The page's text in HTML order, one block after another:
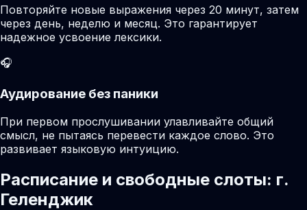
Повторяйте новые выражения через 20 минут, затем
через день, неделю и месяц. Это гарантирует
надежное усвоение лексики.
🎧
Аудирование без паники
При первом прослушивании улавливайте общий
смысл, не пытаясь перевести каждое слово. Это
развивает языковую интуицию.
Расписание и свободные слоты: г.
Геленджик